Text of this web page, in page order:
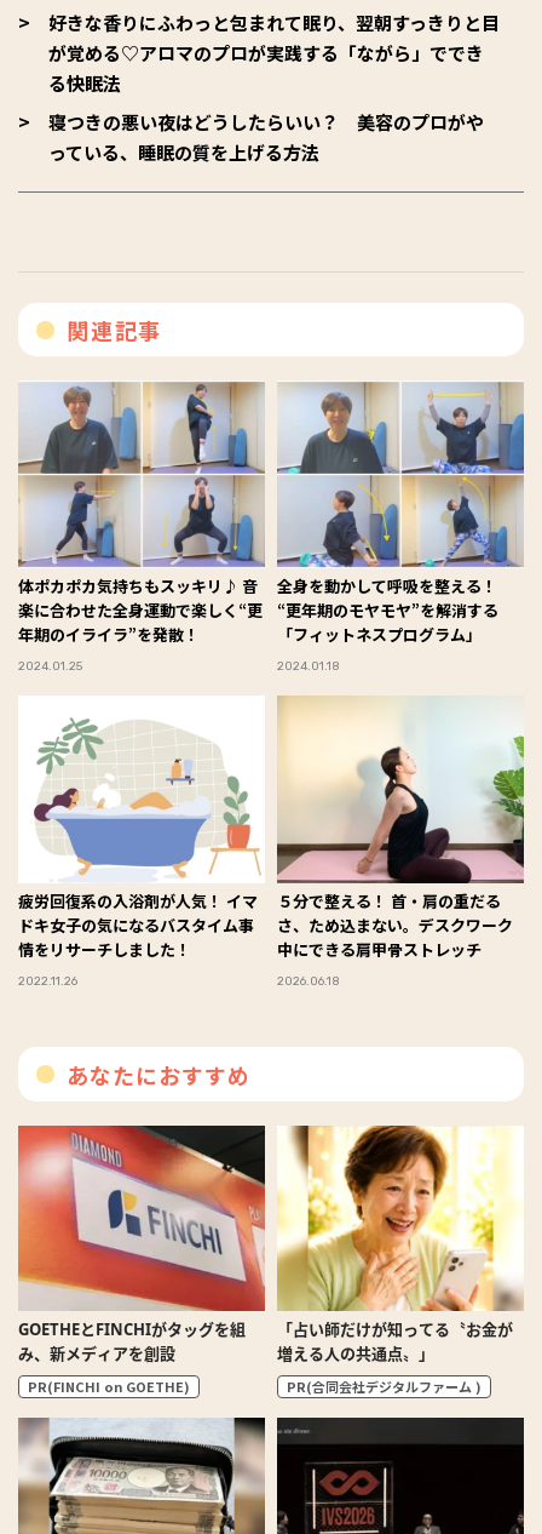
好きな香りにふわっと包まれて眠り、翌朝すっきりと目
が覚める♡アロマのプロが実践する「ながら」ででき
る快眠法
寝つきの悪い夜はどうしたらいい？ 美容のプロがや
っている、睡眠の質を上げる方法
関連記事
体ポカポカ気持ちもスッキリ♪ 音
楽に合わせた全身運動で楽しく“更
年期のイライラ”を発散！
2024.01.25
全身を動かして呼吸を整える！
“更年期のモヤモヤ”を解消する
「フィットネスプログラム」
2024.01.18
疲労回復系の入浴剤が人気！ イマ
ドキ女子の気になるバスタイム事
情をリサーチしました！
2022.11.26
５分で整える！ 首・肩の重だる
さ、ため込まない。デスクワーク
中にできる肩甲骨ストレッチ
2026.06.18
あなたにおすすめ
GOETHEとFINCHIがタッグを組
み、新メディアを創設
PR(FINCHI on GOETHE)
「占い師だけが知ってる〝お金が
増える人の共通点〟」
PR(合同会社デジタルファーム )